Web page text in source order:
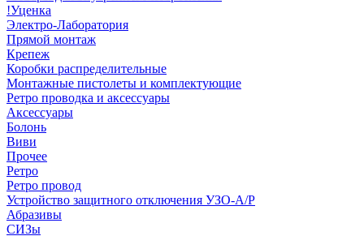
!Уценка
Электро-Лаборатория
Прямой монтаж
Крепеж
Коробки распределительные
Монтажные пистолеты и комплектующие
Ретро проводка и аксессуары
Аксессуары
Болонь
Виви
Прочее
Ретро
Ретро провод
Устройство защитного отключения УЗО-А/Р
Абразивы
СИЗы